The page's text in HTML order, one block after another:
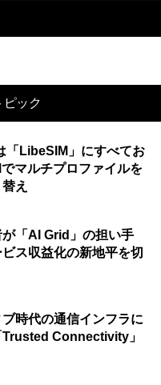
ピック
「LibeSIM」にすべてお
マルチプロファイルを
え
「AI Grid」の担い手
ス収益化の新地平を切
時代の通信インフラに
Connectivity」